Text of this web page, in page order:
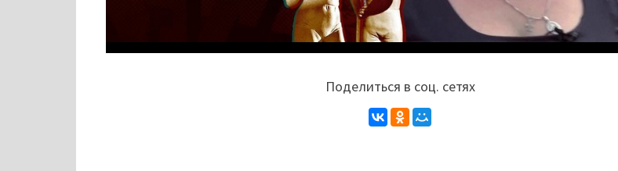
Поделиться в соц. сетях